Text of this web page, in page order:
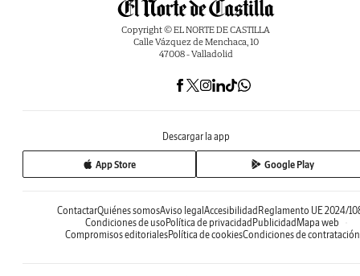
Copyright © EL NORTE DE CASTILLA
Calle Vázquez de Menchaca, 10
47008 - Valladolid
Descargar la app
App Store Google Play
ContactarQuiénes somosAviso legal Accesibilidad Reglamento UE 2024/
Condiciones de uso Política de privacidad Publicidad Mapa web
Compromisos editorialesPolítica de cookiesCondiciones de contratación